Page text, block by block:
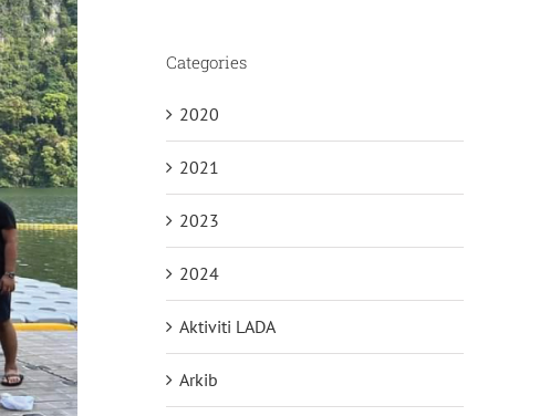
Categories
2020
2021
2023
2024
Aktiviti LADA
Arkib